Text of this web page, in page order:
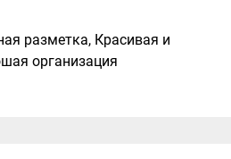
разметка, Красивая и
организация